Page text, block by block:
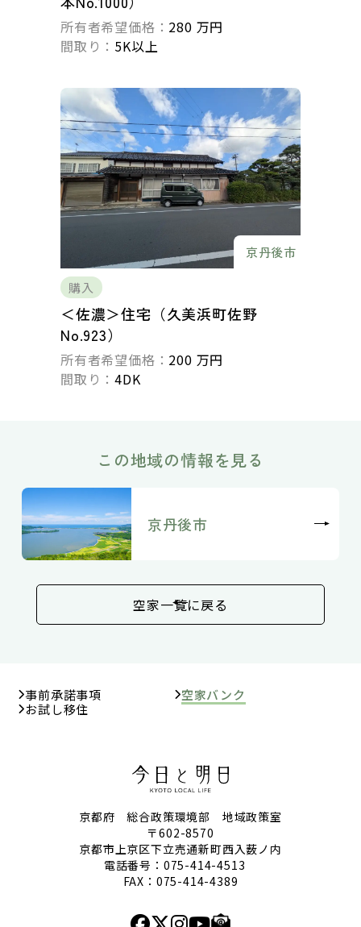
所有者希望価格： 280 万円
間取り： 5K以上
京丹後市
購入
＜佐濃＞住宅（久美浜町佐野
No.923）
所有者希望価格： 200 万円
間取り：4DK
この地域の情報を見る
京丹後市
空家一覧に戻る
事前承諾事項
空家バンク
お試し移住
京都府 総合政策環境部 地域政策室
〒602-8570
京都市上京区下立売通新町西入薮ノ内
電話番号： 075-414-4513
FAX：075-414-4389